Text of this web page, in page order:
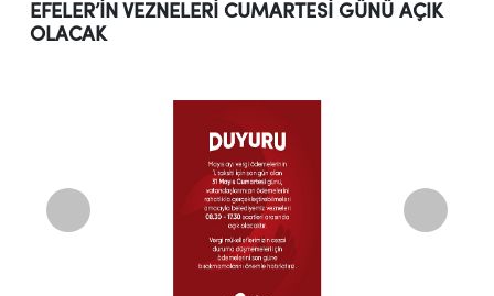
EFELER’İN VEZNELERİ CUMARTESİ GÜNÜ AÇIK
OLACAK